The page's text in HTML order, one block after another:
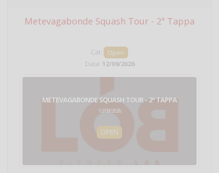
Metevagabonde Squash Tour - 2ª Tappa
Cat:
Open
Data: 12/09/2026
METEVAGABONDE SQUASH TOUR - 2ª TAPPA
12/09/2026
OPEN